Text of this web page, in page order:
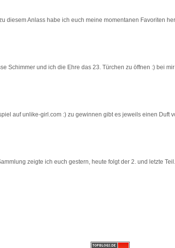
diesem Anlass habe ich euch meine momentanen Favoriten
Schimmer und ich die Ehre das 23. Türchen zu öffnen :) bei
auf unlike-girl.com :) zu gewinnen gibt es jeweils einen Duft
zeigte ich euch gestern, heute folgt der 2. und letzte Teil.